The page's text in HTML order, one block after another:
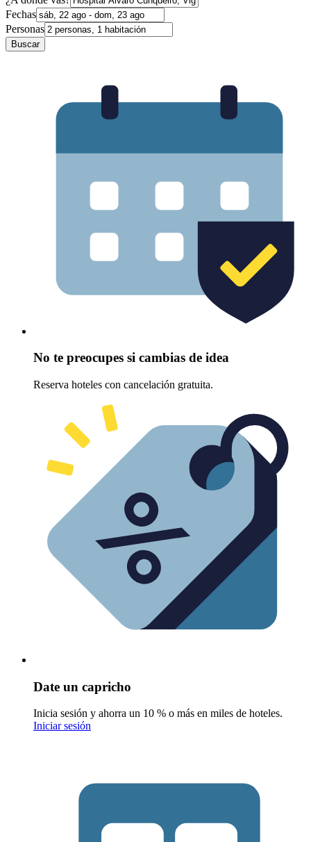
Fechas
Personas
Buscar
No te preocupes si cambias de idea
Reserva hoteles con cancelación gratuita.
Date un capricho
Inicia sesión y ahorra un 10 % o más en miles de hoteles.
Iniciar sesión